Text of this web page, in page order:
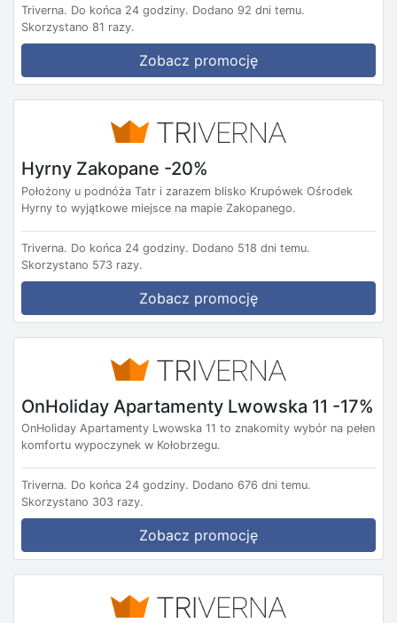
Triverna. Do końca 24 godziny. Dodano 92 dni temu.
Skorzystano 81 razy.
Zobacz promocję
Hyrny Zakopane -20%
Położony u podnóża Tatr i zarazem blisko Krupówek Ośrodek
Hyrny to wyjątkowe miejsce na mapie Zakopanego.
Triverna. Do końca 24 godziny. Dodano 518 dni temu.
Skorzystano 573 razy.
Zobacz promocję
OnHoliday Apartamenty Lwowska 11 -17%
OnHoliday Apartamenty Lwowska 11 to znakomity wybór na pełen
komfortu wypoczynek w Kołobrzegu.
Triverna. Do końca 24 godziny. Dodano 676 dni temu.
Skorzystano 303 razy.
Zobacz promocję